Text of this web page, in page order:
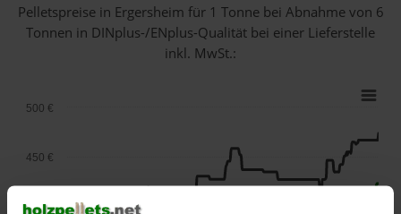
Pelletspreise in Ergersheim für 1 Tonne bei Abnahmevon 6
Tonnen in DINplus-/ENplus-Qualität bei einer Lieferstelle
inkl. MwSt.:
400 €
450 €
500 €